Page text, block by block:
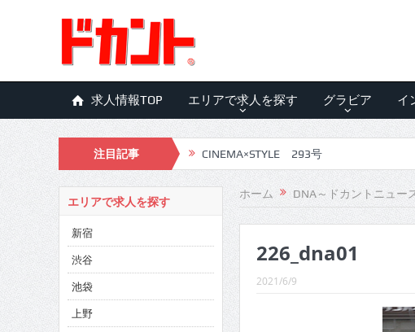
求人情報TOP エリアで求人を探す グラビア イ
注目記事 CINEMA×STYLE 293号
CINEMA×STYLE 292号
CINEMA×STYLE 291号
CINEMA×STYLE 290号
CINEMA×STYLE 289号
CINEMA×STYLE 288号
ホーム DNA～ドカントニュー
226_dna01
2021/6/9
エリアで求人を探す
新宿
渋谷
池袋
上野